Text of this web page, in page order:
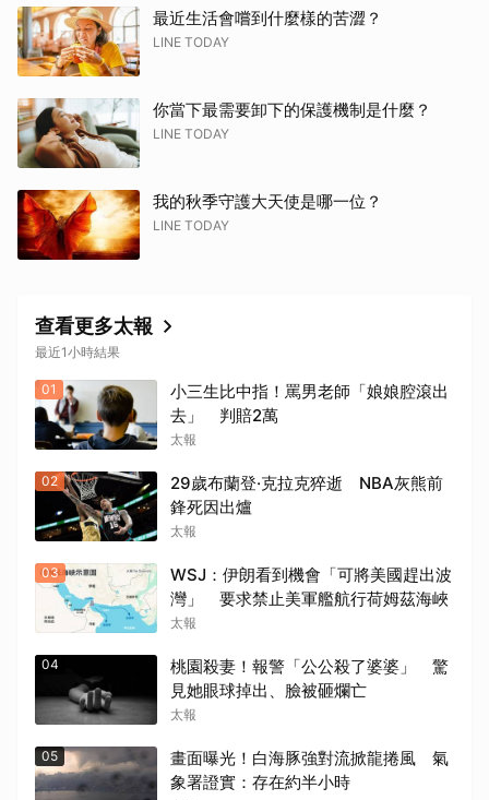
最近生活會嚐到什麼樣的苦澀？
LINE TODAY
你當下最需要卸下的保護機制是什麼？
LINE TODAY
我的秋季守護大天使是哪一位？
LINE TODAY
查看更多太報
最近1小時結果
01
小三生比中指！罵男老師「娘娘腔滾出
去」 判賠2萬
太報
02
29歲布蘭登·克拉克猝逝 NBA灰熊前
鋒死因出爐
太報
03
WSJ：伊朗看到機會「可將美國趕出波
灣」 要求禁止美軍艦航行荷姆茲海峽
太報
04
桃園殺妻！報警「公公殺了婆婆」 驚
見她眼球掉出、臉被砸爛亡
太報
05
畫面曝光！白海豚強對流掀龍捲風 氣
象署證實：存在約半小時